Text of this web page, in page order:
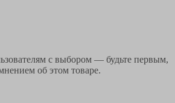
с выбором — будьте первым,
об этом товаре.